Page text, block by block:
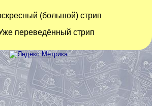
(большой) стрип
переведённый стрип